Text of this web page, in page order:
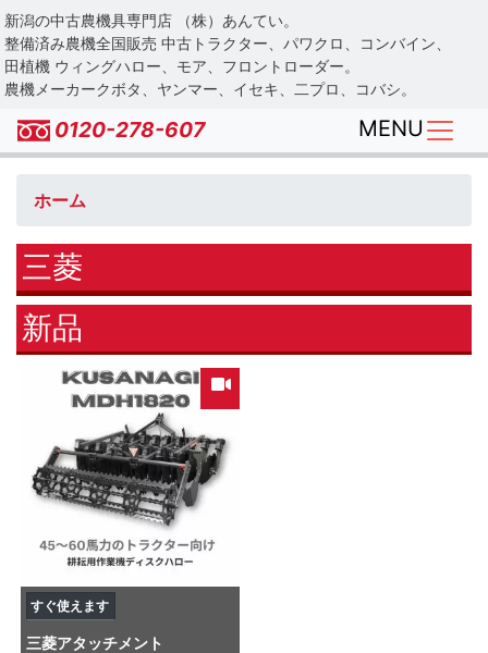
Skip
to
main
content
新潟の中古農機具専門店 （株）あんてい。
整備済み農機全国販売 中古トラクター、パワクロ、コンバイン、
田植機 ウィングハロー、モア、フロントローダー。
農機メーカークボタ、ヤンマー、イセキ、二プロ、コバシ。
0120-278-607 MENU
ホーム
三菱
新品
すぐ使えます
三菱アタッチメント